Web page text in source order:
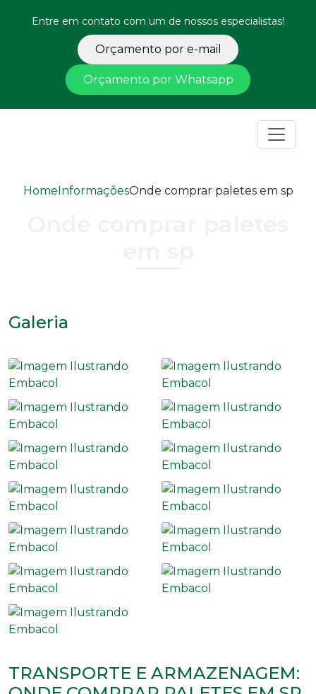
Entre em contato com um de nossos especialistas!
Orçamento por e-mail
Orçamento por Whatsapp
HomeInformaçõesOnde comprar paletes em sp
Galeria
TRANSPORTE E ARMAZENAGEM: